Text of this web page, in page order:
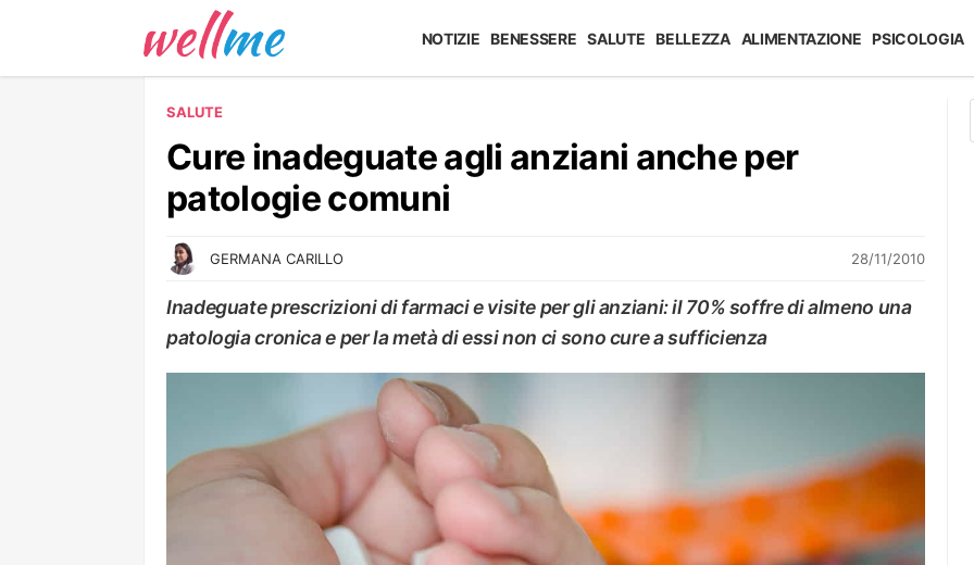
NOTIZIE BENESSERE SALUTE BELLEZZA ALIMENTAZIONE PSICOLOGIA
SALUTE
Cure inadeguate agli anziani anche per
patologie comuni
GERMANA CARILLO 28/11/2010
Inadeguate prescrizioni di farmaci e visite per gli anziani: il 70% soffre di almeno una
patologia cronica e per la metà di essi non ci sono cure a sufficienza